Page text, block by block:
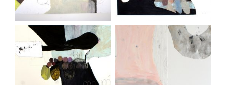
Behausungen, Serie
Gemächer V, 2018
Behausungen, Serie
Gemächer VI, 2018